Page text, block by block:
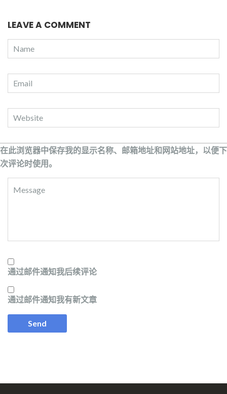
LEAVE A COMMENT
在此浏览器中保存我的显示名称、邮箱地址和网站地址，以便下
次评论时使用。
通过邮件通知我后续评论
通过邮件通知我有新文章